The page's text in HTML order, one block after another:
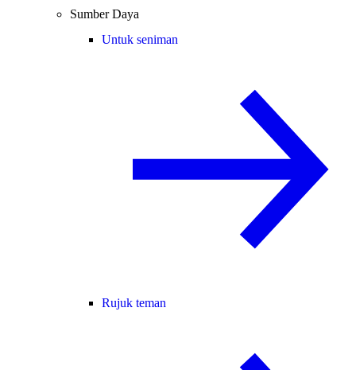
Sumber Daya
Untuk seniman
Rujuk teman